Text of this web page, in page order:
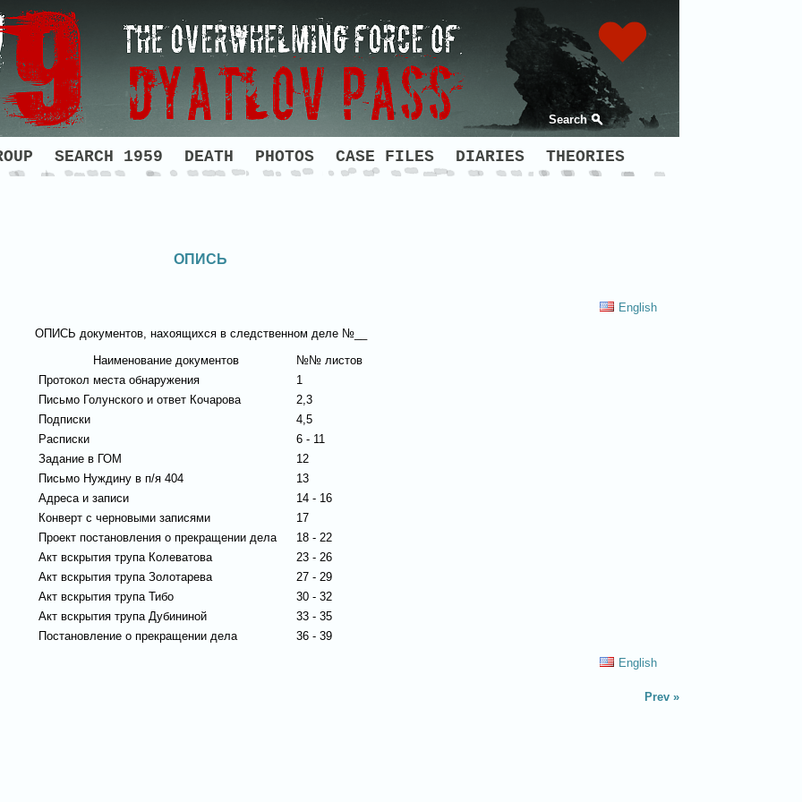
Search
SEARCH 1959 DEATH PHOTOS CASE FILES DIARIES THEORIES
ОПИСЬ
English
ОПИСЬ документов, нахоящихся в следственном деле №__
Наименование документов
№№ листов
Протокол места обнаружения
1
Письмо Голунского и ответ Кочарова
2,3
Подписки
4,5
Расписки
6 - 11
Задание в ГОМ
12
Письмо Нуждину в п/я 404
13
Адреса и записи
14 - 16
Конверт с черновыми записями
17
Проект постановления о прекращении дела
18 - 22
Акт вскрытия трупа Колеватова
23 - 26
Акт вскрытия трупа Золотарева
27 - 29
Акт вскрытия трупа Тибо
30 - 32
Акт вскрытия трупа Дубининой
33 - 35
Постановление о прекращении дела
36 - 39
English
Prev